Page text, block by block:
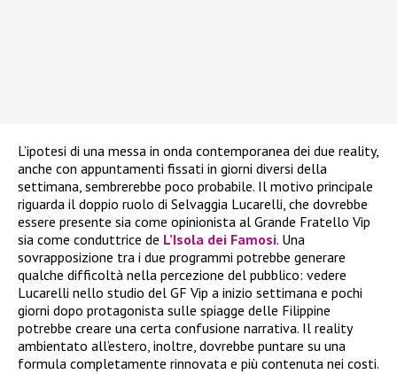
L’ipotesi di una messa in onda contemporanea dei due reality,
anche con appuntamenti fissati in giorni diversi della
settimana, sembrerebbe poco probabile. Il motivo principale
riguarda il doppio ruolo di Selvaggia Lucarelli, che dovrebbe
essere presente sia come opinionista al Grande Fratello Vip
sia come conduttrice de L’Isola dei Famosi. Una
sovrapposizione tra i due programmi potrebbe generare
qualche difficoltà nella percezione del pubblico: vedere
Lucarelli nello studio del GF Vip a inizio settimana e pochi
giorni dopo protagonista sulle spiagge delle Filippine
potrebbe creare una certa confusione narrativa. Il reality
ambientato all’estero, inoltre, dovrebbe puntare su una
formula completamente rinnovata e più contenuta nei costi.